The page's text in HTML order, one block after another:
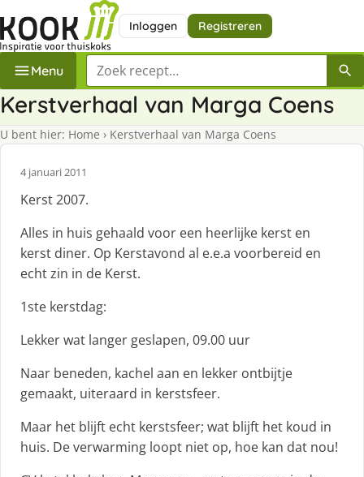
Inloggen Registreren
Menu Zoek een recept
Kerstverhaal van Marga Coens
U bent hier: Home › Kerstverhaal van Marga Coens
4 januari 2011
Kerst 2007.
Alles in huis gehaald voor een heerlijke kerst en
kerst diner. Op Kerstavond al e.e.a voorbereid en
echt zin in de Kerst.
1ste kerstdag:
Lekker wat langer geslapen, 09.00 uur
Naar beneden, kachel aan en lekker ontbijtje
gemaakt, uiteraard in kerstsfeer.
Maar het blijft echt kerstsfeer; wat blijft het koud in
huis. De verwarming loopt niet op, hoe kan dat nou!